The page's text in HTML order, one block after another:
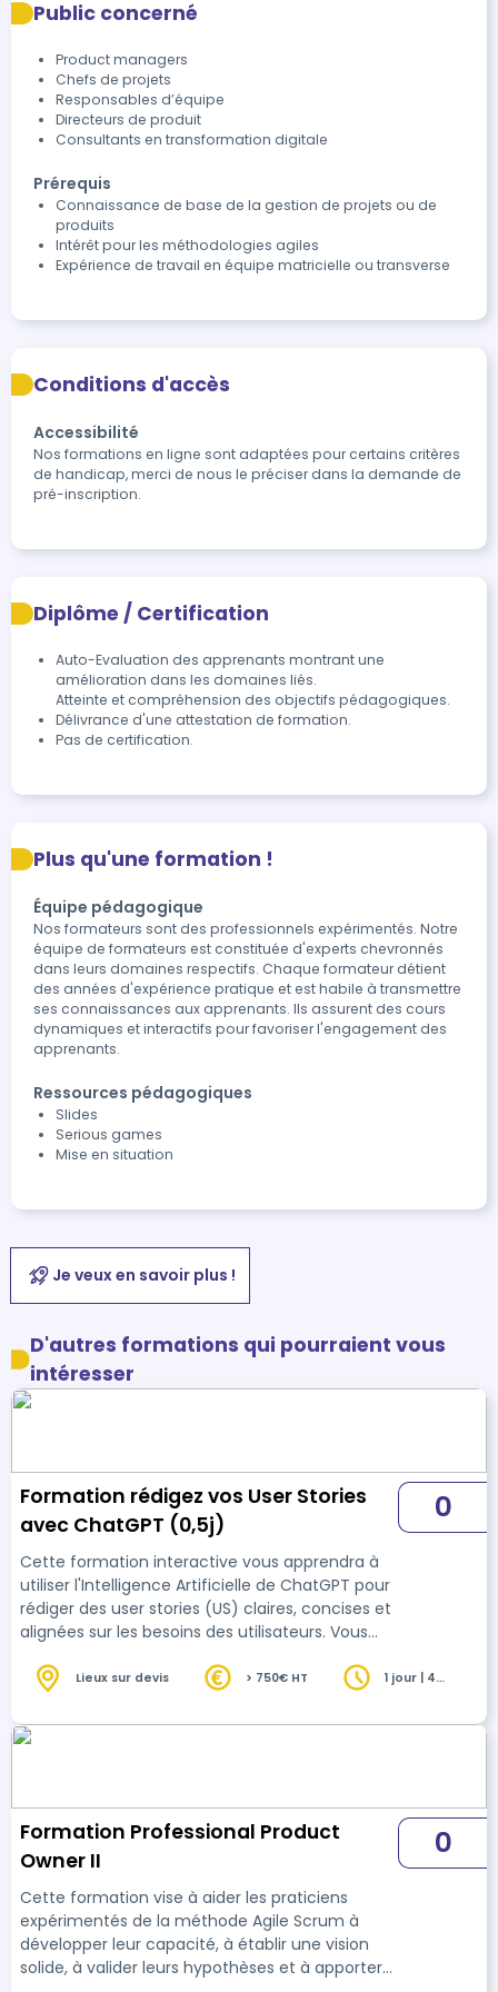
Public concerné
Product managers
Chefs de projets
Responsables d’équipe
Directeurs de produit
Consultants en transformation digitale
Prérequis
Connaissance de base de la gestion de projets ou de
produits
Intérêt pour les méthodologies agiles
Expérience de travail en équipe matricielle ou transverse
Conditions d'accès
Accessibilité
Nos formations en ligne sont adaptées pour certains critères
de handicap, merci de nous le préciser dans la demande de
pré-inscription.
Diplôme / Certification
Auto-Evaluation des apprenants montrant une
amélioration dans les domaines liés.
Atteinte et compréhension des objectifs pédagogiques.
Délivrance d'une attestation de formation.
Pas de certification.
Plus qu'une formation !
Équipe pédagogique
Nos formateurs sont des professionnels expérimentés. Notre
équipe de formateurs est constituée d'experts chevronnés
dans leurs domaines respectifs. Chaque formateur détient
des années d'expérience pratique et est habile à transmettre
ses connaissances aux apprenants. Ils assurent des cours
dynamiques et interactifs pour favoriser l'engagement des
apprenants.
Ressources pédagogiques
Slides
Serious games
Mise en situation
Je veux en savoir plus !
D'autres formations qui pourraient vous
intéresser
Formation rédigez vos User Stories
avec ChatGPT (0,5j)
Cette formation interactive vous apprendra à
utiliser l'Intelligence Artificielle de ChatGPT pour
rédiger des user stories (US) claires, concises et
alignées sur les besoins des utilisateurs. Vous
pour générer, affiner, et améliorer vos user
d'acceptation bien définis. NOS CLIENTS EN
PARLENT MIEUX QUE NOUS "Des user stories de
0
Lieux sur devis > 750€ HT
1 jour | 4
Formation Professional Product
Owner II
Cette formation vise à aider les praticiens
expérimentés de la méthode Agile Scrum à
développer leur capacité, à établir une vision
solide, à valider leurs hypothèses et à apporter
0